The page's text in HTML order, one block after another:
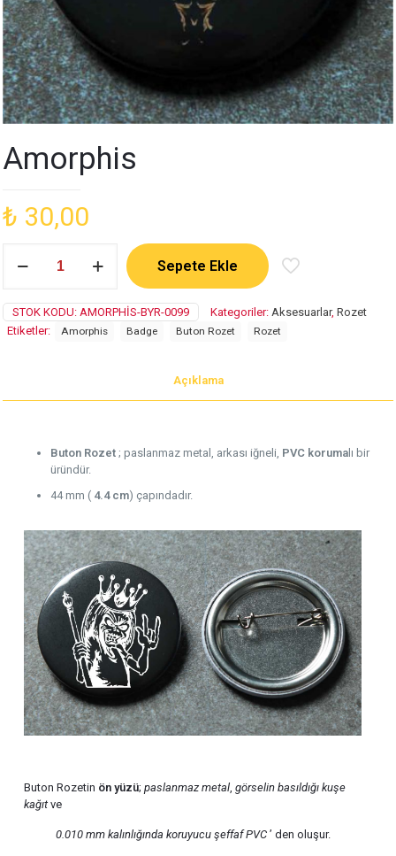
Amorphis
₺ 30,00
adet
Sepete Ekle
STOK KODU: AMORPHIS-BYR-0099 Kategoriler: Aksesuarlar, Rozet
Etiketler:
Amorphis Badge Buton Rozet Rozet
Açıklama
Buton Rozet ; paslanmaz metal, arkası iğneli, PVC korumalı bir
üründür.
44 mm ( 4.4 cm) çapındadır.
Buton Rozetin ön yüzü; paslanmaz metal ,görselin basıldığı kuşe
kağıtve
0.010 mm kalınlığındakoruyucu şeffaf PVC’ den oluşur.